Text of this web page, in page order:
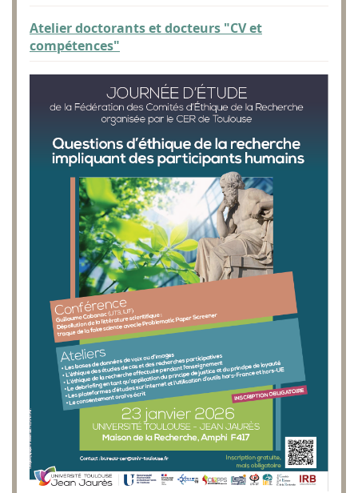
Atelier doctorants et docteurs "CV et
compétences"